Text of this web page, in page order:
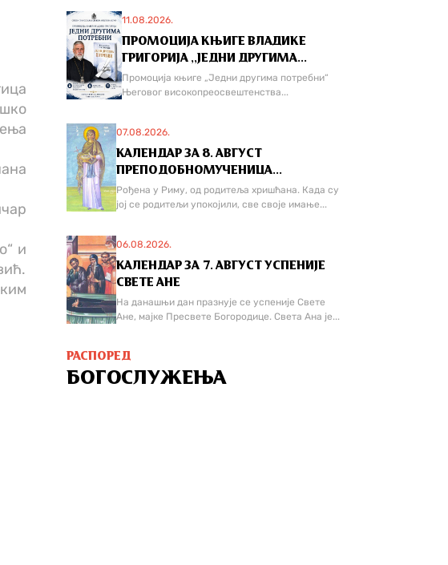
и
11.08.2026.
ПРОМОЦИЈА КЊИГЕ ВЛАДИКЕ
ГРИГОРИЈА ,,ЈЕДНИ ДРУГИМА...
Промоција књиге „Једни другима потребни“
Његовог високопреосвештенства...
07.08.2026.
КАЛЕНДАР ЗА 8. АВГУСТ
ПРЕПОДОБНОМУЧЕНИЦА...
Рођена у Риму, од родитеља хришћана. Када су
јој се родитељи упокојили, све своје имање...
06.08.2026.
КАЛЕНДАР ЗА 7. АВГУСТ УСПЕНИЈЕ
СВЕТЕ АНЕ
На данашњи дан празнује се успеније Свете
Ане, мајке Пресвете Богородице. Света Ана је...
РАСПОРЕД
БОГОСЛУЖЕЊА